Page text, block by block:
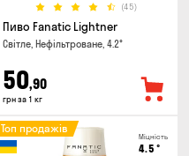
(45)
Пиво Fanatic Lightner
Світле, Нефільтроване, 4.2°
50,90
грн за 1 кг
Міцність
4.5 °
Топ продажів